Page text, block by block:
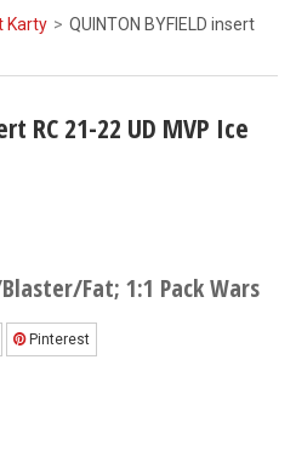
Karty > QUINTON BYFIELD insert
RC 21-22 UD MVP Ice
Fat; 1:1 Pack Wars
Pinterest